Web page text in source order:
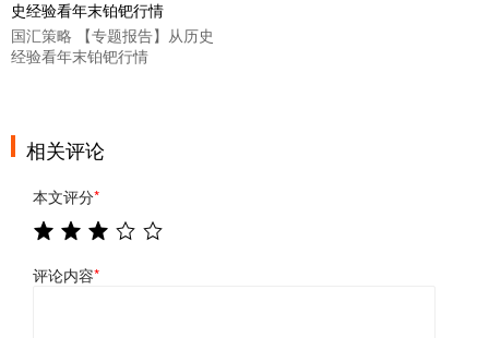
国汇策略 【专题报告】从历史
经验看年末铂钯行情
相关评论
本文评分*
评论内容*